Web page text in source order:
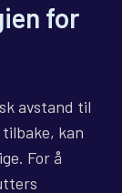
for
avstand til
kan
For å